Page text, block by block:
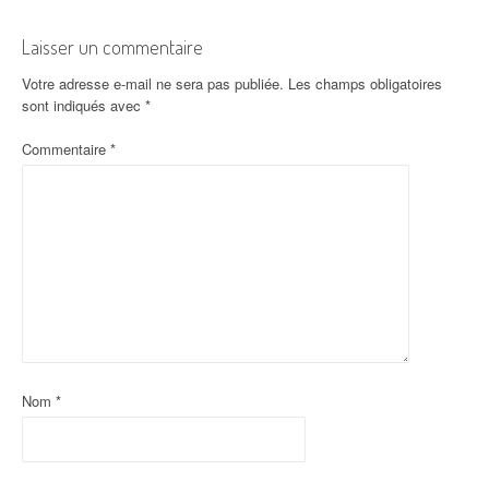
Laisser un commentaire
Votre adresse e-mail ne sera pas publiée. Les champs obligatoires
sont indiqués avec *
Commentaire *
Nom *